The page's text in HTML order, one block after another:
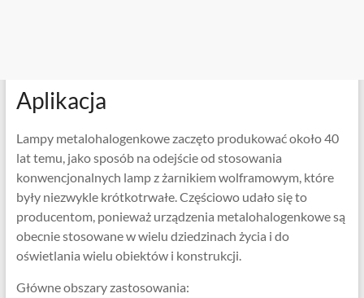
Aplikacja
Lampy metalohalogenkowe zaczęto produkować około 40
lat temu, jako sposób na odejście od stosowania
konwencjonalnych lamp z żarnikiem wolframowym, które
były niezwykle krótkotrwałe. Częściowo udało się to
producentom, ponieważ urządzenia metalohalogenkowe są
obecnie stosowane w wielu dziedzinach życia i do
oświetlania wielu obiektów i konstrukcji.
Główne obszary zastosowania: